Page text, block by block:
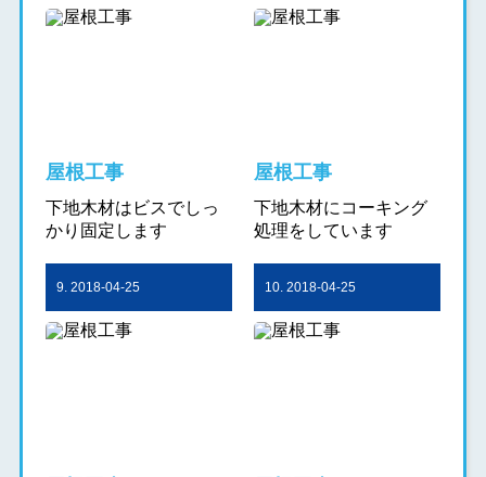
屋根工事
下地木材はビスでしっ
かり固定します
屋根工事
下地木材にコーキング
処理をしています
9. 2018-04-25 10. 2018-04-25